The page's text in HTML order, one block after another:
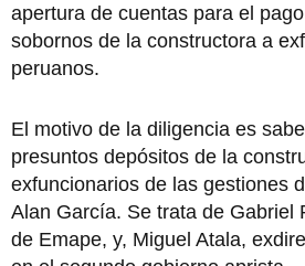
apertura de cuentas para el
sobornos de la constructora a
peruanos.
El motivo de la diligencia es
presuntos depósitos de la
exfuncionarios de las gestiones
Alan García. Se trata de Gabriel
de Emape, y, Miguel Atala,